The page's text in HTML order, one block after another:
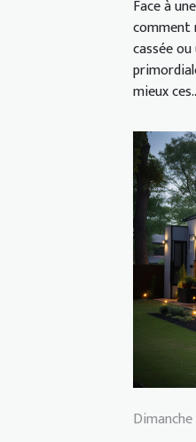
Face à
comment
cassée
mieux